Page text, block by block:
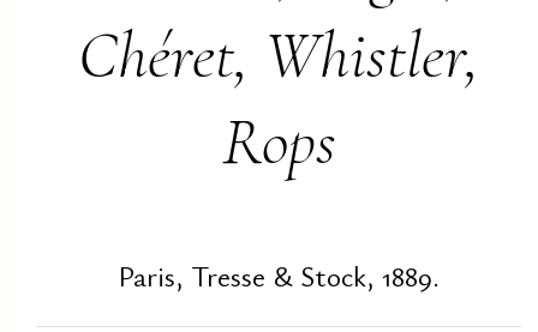
Chéret, Whistler,
Rops
Paris, Tresse & Stock, 1889.